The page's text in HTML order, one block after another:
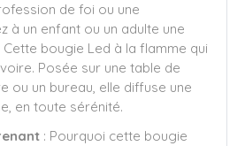
de foi ou une
à un enfant ou un adulte une
bougie Led à la flamme qui
Posée sur une table de
ou un bureau, elle diffuse une
en toute sérénité.
: Pourquoi cette bougie